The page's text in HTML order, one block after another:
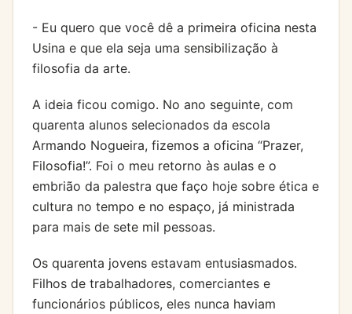
- Eu quero que você dê a primeira oficina nesta
Usina e que ela seja uma sensibilização à
filosofia da arte.
A ideia ficou comigo. No ano seguinte, com
quarenta alunos selecionados da escola
Armando Nogueira, fizemos a oficina “Prazer,
Filosofia!”. Foi o meu retorno às aulas e o
embrião da palestra que faço hoje sobre ética e
cultura no tempo e no espaço, já ministrada
para mais de sete mil pessoas.
Os quarenta jovens estavam entusiasmados.
Filhos de trabalhadores, comerciantes e
funcionários públicos, eles nunca haviam